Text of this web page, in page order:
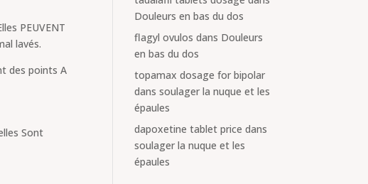
PEUVENT
lavés.
des points A
Sont
Douleurs en bas du dos
flagyl ovulos dans Douleurs
en bas du dos
topamax dosage for bipolar
danssoulager la nuque et les
épaules
dapoxetine tablet price dans
soulager la nuque et les
épaules